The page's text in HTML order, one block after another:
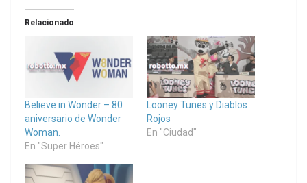
Relacionado
Believe in Wonder – 80
aniversario de Wonder
Woman.
En "Super Héroes"
Looney Tunes y Diablos
Rojos
En "Ciudad"